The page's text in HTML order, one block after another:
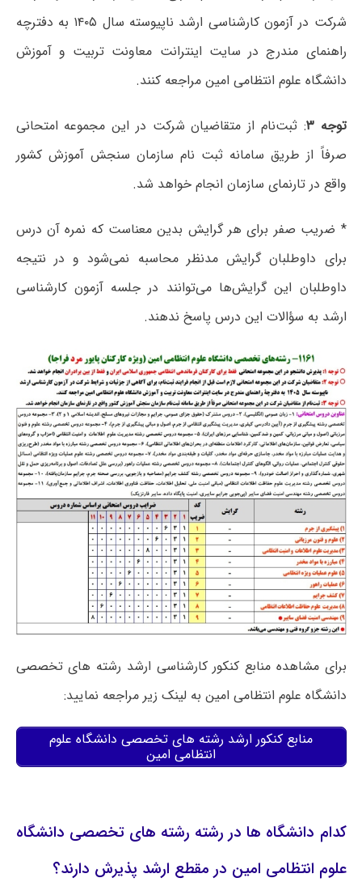
شرکت در آزمون کارشناسی ارشد ناپیوسته سال ۱۴۰۵ به دفترچه
راهنمای مندرج در سایت اینترانت معاونت تربیت و آموزش
دانشگاه علوم انتظامی امین مراجعه کنند.
توجه ۳ : ثبت‌نام از متقاضیان شرکت در این مجموعه امتحانی
صرفاً از طریق سامانه ثبت نام سازمان سنجش آموزش کشور
واقع در تارنمای سازمان انجام خواهد شد.
* ضریب صفر برای هر گرایش بدین معناست که نمره آن درس
برای داوطلبان گرایش مدنظر محاسبه نمی‌شود و در نتیجه
داوطلبان این گرایش‌ها می‌توانند در جلسه آزمون کارشناسی
ارشد به سؤالات این درس پاسخ ندهند.
برای مشاهده منابع کنکور کارشناسی ارشد رشته های تخصصی
دانشگاه علوم انتظامی امین به لینک زیر مراجعه نمایید:
منابع کنکور ارشد رشته های تخصصی دانشگاه علوم
انتظامی امین
کدام دانشگاه ها در رشته رشته های تخصصی دانشگاه
علوم انتظامی امین در مقطع ارشد پذیرش دارند؟